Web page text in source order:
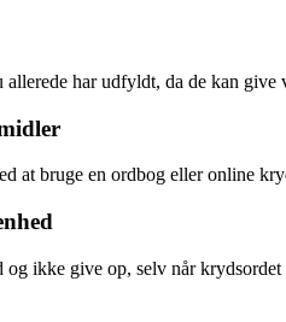
allerede har udfyldt, da de kan
at bruge en ordbog eller online
og ikke give op, selv når